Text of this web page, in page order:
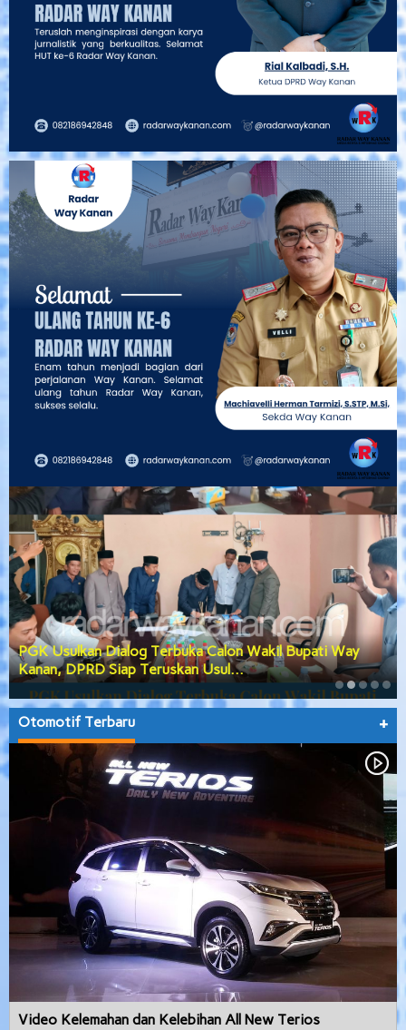
PGK Usulkan Dialog Terbuka Calon Wakil Bupati Way
Kanan, DPRD Siap Teruskan Usul…
Otomotif Terbaru +
Video Kelemahan dan Kelebihan All New Terios